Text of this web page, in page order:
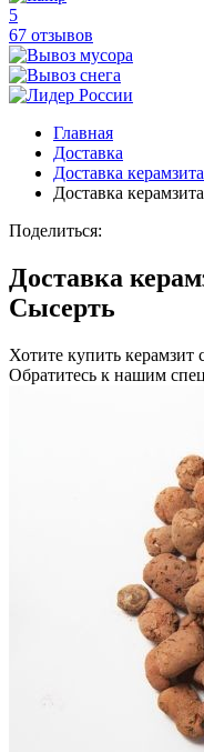
5
67 отзывов
Главная
Доставка
Доставка
Доставка
Поделиться:
Доставка
Сысерть
Хотите купить керамзит
Обратитесь к нашим